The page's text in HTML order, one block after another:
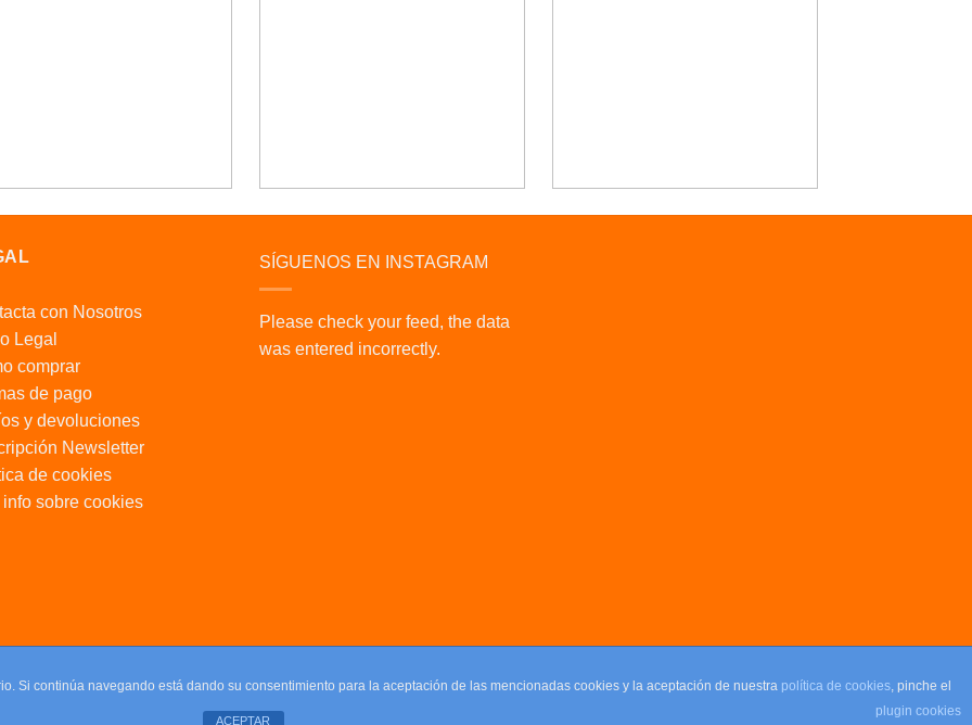
con Nosotros
Legal
comprar
de pago
y devoluciones
Newsletter
de cookies
info sobre cookies
SÍGUENOS EN INSTAGRAM
Please check your feed, the data
was entered incorrectly.
Si continúa navegando está dando su consentimiento para la aceptación de las mencionadas cookies y la aceptación de nuestra política de cookies, pinche el
plugin cookies
ACEPTAR